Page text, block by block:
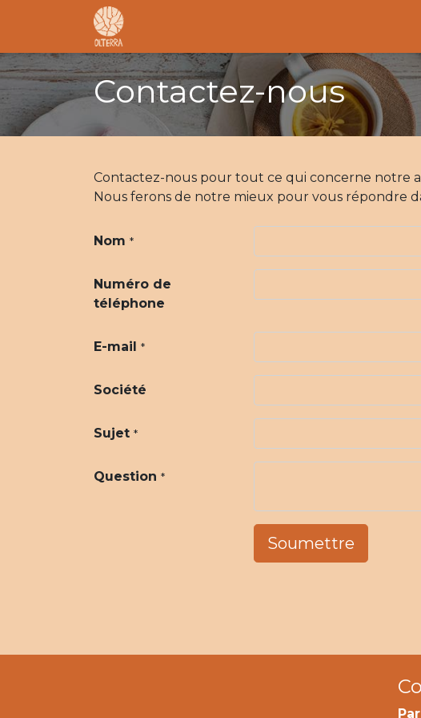
Contactez-nous
Contactez-nous pour tout ce qui concerne notre
Nous ferons de notre mieux pour vous répondre
Nom *
Numéro de
téléphone
E-mail *
Société
Sujet *
Question *
Soumettre